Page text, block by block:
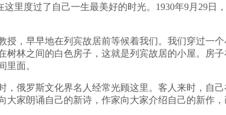
里度过了自己一生最美好的时光。1930年9月29
，早早地在列宾故居前等候着我们。我们穿过一
林之间的白色房子，这就是列宾故居的小屋。房
里面。
俄罗斯文化界名人经常光顾这里。客人来时，自
家朗诵自己的新诗，作家向大家介绍自己的新作，